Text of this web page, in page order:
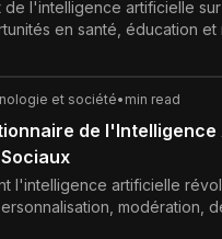
l'intelligence artificielle
en santé, éducation et
perspectives futures.
et société• min read
de
l'intelligence artificielle
modération,